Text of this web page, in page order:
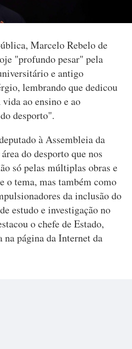
Marcelo Rebelo de
"profundo pesar" pela
e antigo
lembrando que dedicou
ao ensino e ao
desporto".
à Assembleia da
do desporto que nos
só pelas múltiplas obras e
o tema, mas também como
da inclusão do
estudo e investigação no
o chefe de Estado,
na página da Internet da